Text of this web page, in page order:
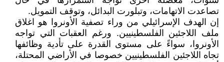
تصاعدت الاتهامات، وتبلورت البدائل، وتوقف التمويل.
إن الهدف الإسرائيلي من وراء تصفية الأونروا هو اغلاق
ملف اللاجئين الفلسطينيين. ورغم العقبات التي تواجه
الأونروا، سواءً على مستوى القدرة على تأدية وظائفها
تجاه اللاجئين الفلسطينيين خصوصا في الأراضي المحتلة،